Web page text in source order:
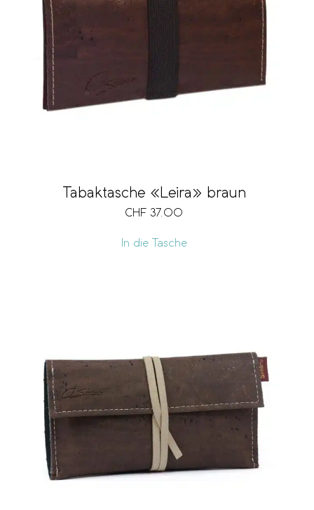
Tabaktasche «Leira» braun
CHF 37.00
In die Tasche